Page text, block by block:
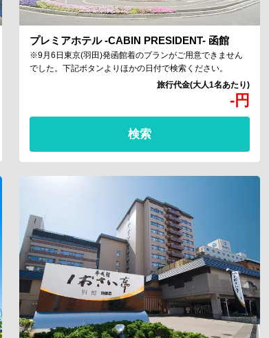
プレミアホテル -CABIN PRESIDENT- 函館
-円
※9月6日東京(羽田)発函館着のプランがご用意できません
でした。下記ボタンよりほかの日付で検索ください。
検索